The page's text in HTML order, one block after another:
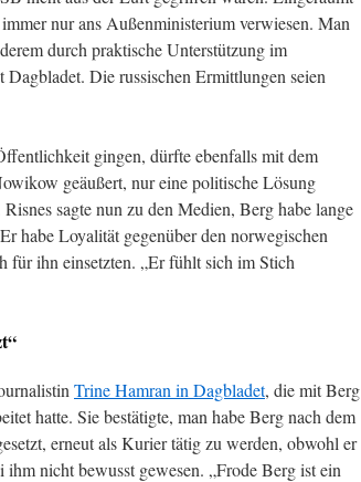
nur ans Außenministerium verwiesen. Man
durch praktische Unterstützung im
Dagbladet. Die russischen Ermittlungen seien
gingen, dürfte ebenfalls mit dem
geäußert, nur eine politische Lösung
sagte nun zu den Medien, Berg habe lange
habe Loyalität gegenüber den norwegischen
für ihn einsetzten. „Er fühlt sich im Stich
Trine Hamran in Dagbladet, die mit Berg
hatte. Sie bestätigte, man habe Berg nach dem
erneut als Kurier tätig zu werden, obwohl er
nicht bewusst gewesen. „Frode Berg ist ein